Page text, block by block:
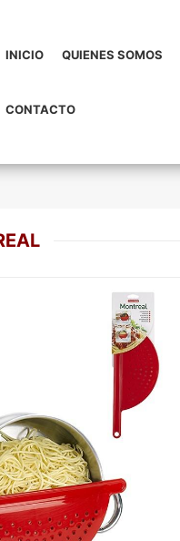
INICIO QUIENES SOMOS
CONTACTO